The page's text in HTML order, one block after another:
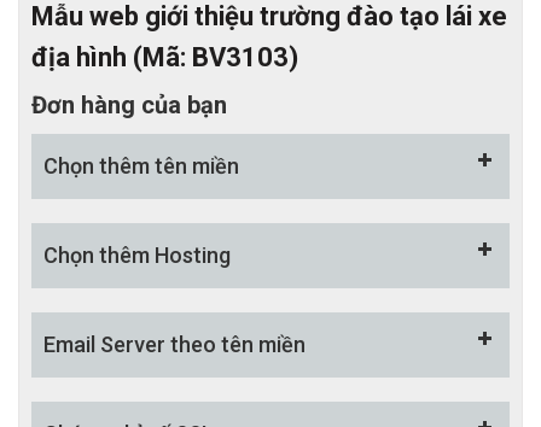
- Hỗ trợ tối đa cho việc chăm sóc khách hàng.
- Thiết kế web chuẩn SEO, đầy đủ các công cụ hỗ trợ
SEO.
+ URL Thân thiện
+ Thẻ meta cho từng dịch vụ, tin tức
+ Thẻ tags cho từng dịch vụ, tin tức
- Hệ thống quản trị đẹp mắt, thân thiện và dễ sử
dụng.
+ CMS quản trị sản phẩm
Mẫu web giới thiệu trường đào tạo lái xe
địa hình (Mã: BV3103)
Đơn hàng của bạn
Chọn thêm tên miền
Chọn thêm Hosting
Email Server theo tên miền